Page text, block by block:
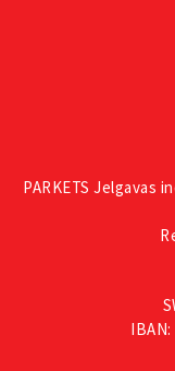
PARKETS Jelgavas
IBAN: